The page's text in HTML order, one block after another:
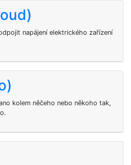
napájení elektrického zařízení
kolem něčeho nebo někoho tak,